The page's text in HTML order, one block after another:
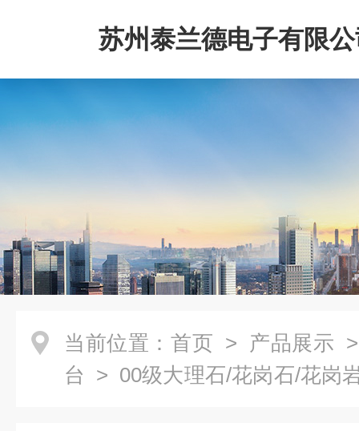
苏州泰兰德电子有限
当前位置： 首页 > 产品展示
台 > 00级大理石/花岗石/花岗